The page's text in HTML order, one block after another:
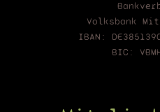
Volksbank
IBAN:
BIC: